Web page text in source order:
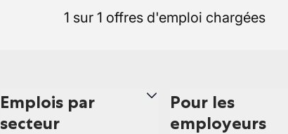
1 sur 1 offres d'emploi chargées
Emplois par
secteur
Pour les
employeurs